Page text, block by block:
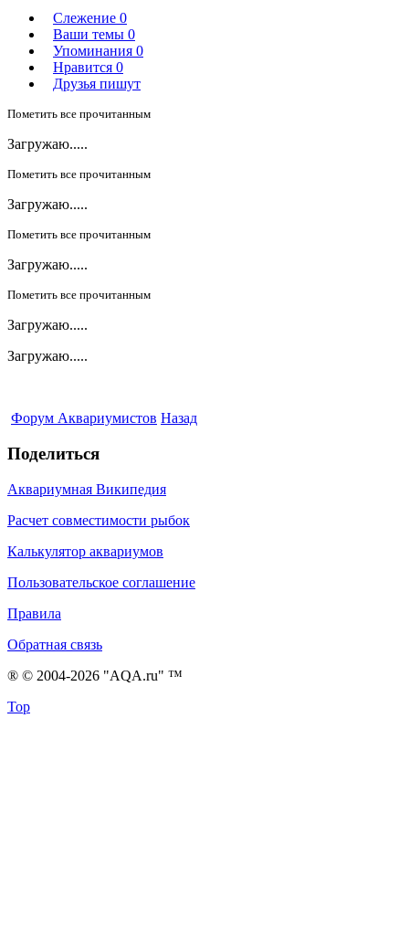
Слежение 0
Ваши темы 0
Упоминания 0
Нравится 0
Друзья пишут
Пометить все прочитанным
Загружаю.....
Пометить все прочитанным
Загружаю.....
Пометить все прочитанным
Загружаю.....
Пометить все прочитанным
Загружаю.....
Загружаю.....
Форум Аквариумистов Назад
Поделиться
Аквариумная Википедия
Расчет совместимости рыбок
Калькулятор аквариумов
Пользовательское соглашение
Правила
Обратная связь
® © 2004-2026 "AQA.ru" ™
Top